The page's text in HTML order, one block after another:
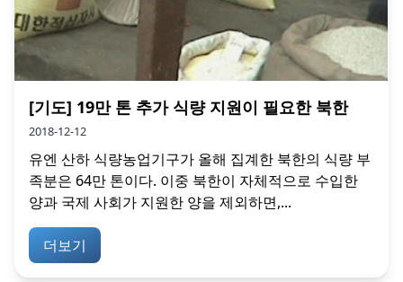
[기도] 19만 톤 추가 식량 지원이 필요한 북한
2018-12-12
유엔 산하 식량농업기구가 올해 집계한 북한의 식량 부
족분은 64만 톤이다. 이중 북한이 자체적으로 수입한
양과 국제 사회가 지원한 양을 제외하면,...
더보기